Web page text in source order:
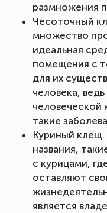
размножения
Чесоточный
множество
идеальная
помещения с
для их
человека,
человеческой
такие
Куриный клещ.
названия,
с курицами,
оставляют
является